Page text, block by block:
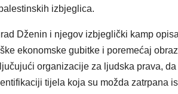
izbjeglica.
Dženin i njegov izbjeglički kamp
ekonomske gubitke i poremećaj
organizacije za ljudska prava,
tijela koja su možda zatrpana